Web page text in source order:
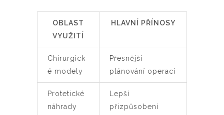
OBLAST
VYUŽITÍ
HLAVNÍ PŘÍNOSY
Chirurgick
é modely
Přesnější
plánování operací
Protetické
náhrady
Lepší
přizpůsobení